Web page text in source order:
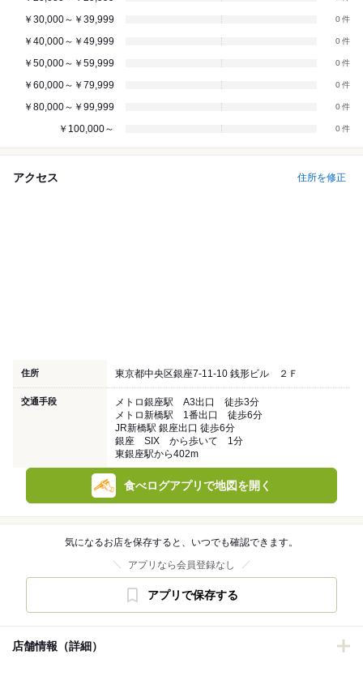
￥30,000～￥39,999 0
￥40,000～￥49,999 0
￥50,000～￥59,999 0
￥60,000～￥79,999 0
￥80,000～￥99,999 0
￥100,000～ 0
アクセス 住所を修正
住所 東京都中央区銀座7-11-10 銭形ビル ２Ｆ
交通手段
メトロ銀座駅 A3出口 徒歩3分
メトロ新橋駅 1番出口 徒歩6分
JR新橋駅 銀座出口 徒歩6分
銀座 SIX から歩いて 1分
東銀座駅から402m
食べログアプリで地図を開く
気になるお店を保存すると、いつでも確認できます。
アプリなら会員登録なし
アプリで保存する
店舗情報（詳細）